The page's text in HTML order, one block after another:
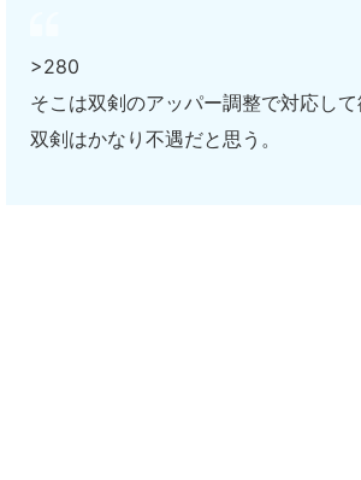
>280
そこは双剣のアッパー調整で対応し
双剣はかなり不遇だと思う。